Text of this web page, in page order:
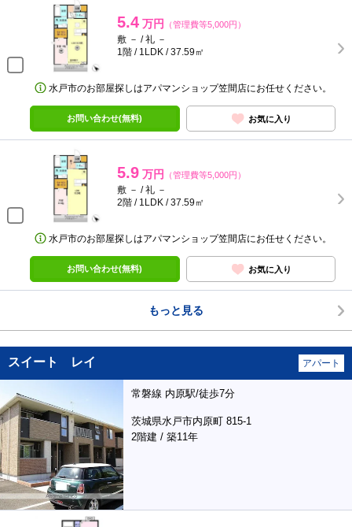
5.4 万円 （管理費等5,000円）
敷 － / 礼 －
1階 / 1LDK / 37.59㎡
水戸市のお部屋探しはアパマンショップ笠間店にお任せください。
お問い合わせ(無料) お気に入り
5.9 万円 （管理費等5,000円）
敷 － / 礼 －
2階 / 1LDK / 37.59㎡
水戸市のお部屋探しはアパマンショップ笠間店にお任せください。
お問い合わせ(無料) お気に入り
もっと見る
スイート レイ アパート
常磐線 内原駅/徒歩7分
茨城県水戸市内原町 815-1
2階建 / 築11年